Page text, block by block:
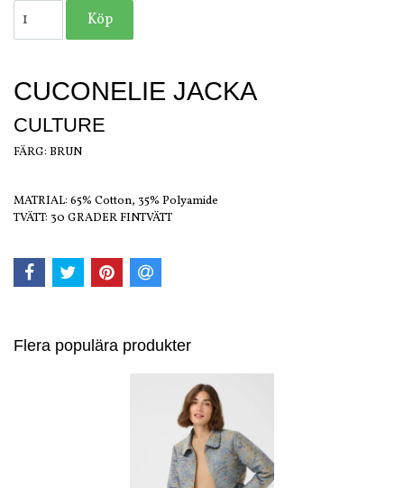
CUCONELIE JACKA
CULTURE
FÄRG: BRUN
MATRIAL: 65% Cotton, 35% Polyamide
TVÄTT: 30 GRADER FINTVÄTT
Flera populära produkter